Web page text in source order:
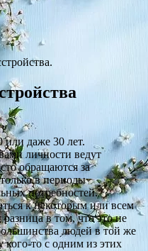
или даже 30 лет.
личности ведут
обращаются за
в периоды
потребностей.
к некоторым или всем
в том, что это не
людей в той же
кого-то с одним из этих